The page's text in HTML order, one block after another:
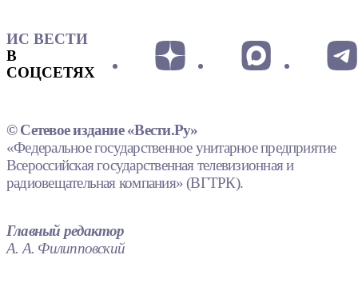
ИС ВЕСТИ
В
СОЦСЕТЯХ
© Сетевое издание «Вести.Ру»
«Федеральное государственное унитарное предприятие
Всероссийская государственная телевизионная и
радиовещательная компания» (ВГТРК).
Главный редактор
А. А. Филипповский